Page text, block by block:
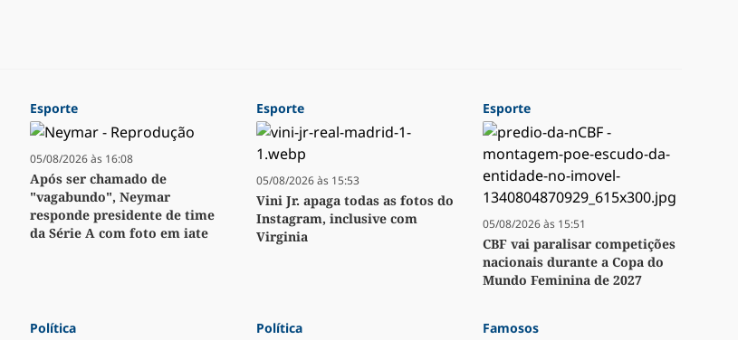
Esporte
05/08/2026 às 16:08
Após ser chamado de
"vagabundo", Neymar
responde presidente de time
da Série A com foto em iate
Esporte
05/08/2026 às 15:53
Vini Jr. apaga todas as fotos do
Instagram, inclusive com
Virginia
Esporte
05/08/2026 às 15:51
CBF vai paralisar competições
nacionais durante a Copa do
Mundo Feminina de 2027
Política Política Famosos